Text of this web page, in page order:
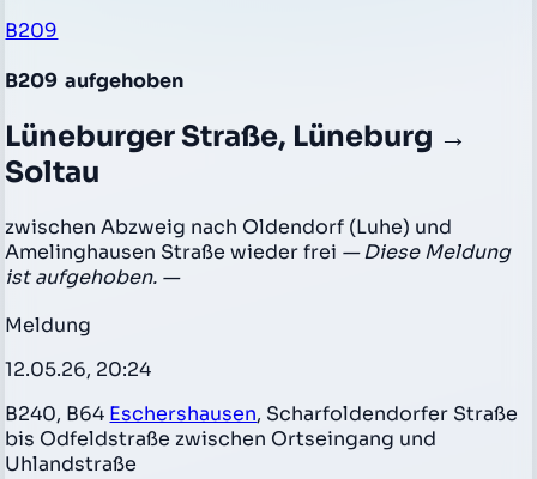
B209
B209 aufgehoben
Lüneburger Straße, Lüneburg →
Soltau
zwischen Abzweig nach Oldendorf (Luhe) und
Amelinghausen Straße wieder frei — Diese Meldung
ist aufgehoben. —
Meldung
12.05.26, 20:24
B240, B64 Eschershausen, Scharfoldendorfer Straße
bis Odfeldstraße zwischen Ortseingang und
Uhlandstraße